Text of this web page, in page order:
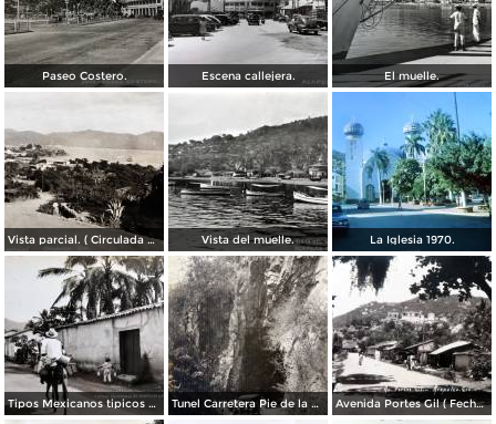
Paseo Costero. Escena callejera. El muelle.
Vista parcial. ( Circulada el 23 de Mayo de 1935 ). Vista del muelle. La Iglesia 1970.
Tipos Mexicanos tipicos aguadores.. Tunel Carretera Pie de la Cuesta Acapulco . Avenida Portes Gil ( Fechada el en 1931 ).